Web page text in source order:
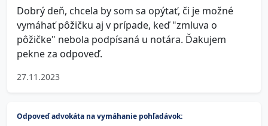
Dobrý deň, chcela by som sa opýtať, či je možné
vymáhať pôžičku aj v prípade, keď "zmluva o
pôžičke" nebola podpísaná u notára. Ďakujem
pekne za odpoveď.
27.11.2023
Odpoveď advokáta na vymáhanie pohľadávok: